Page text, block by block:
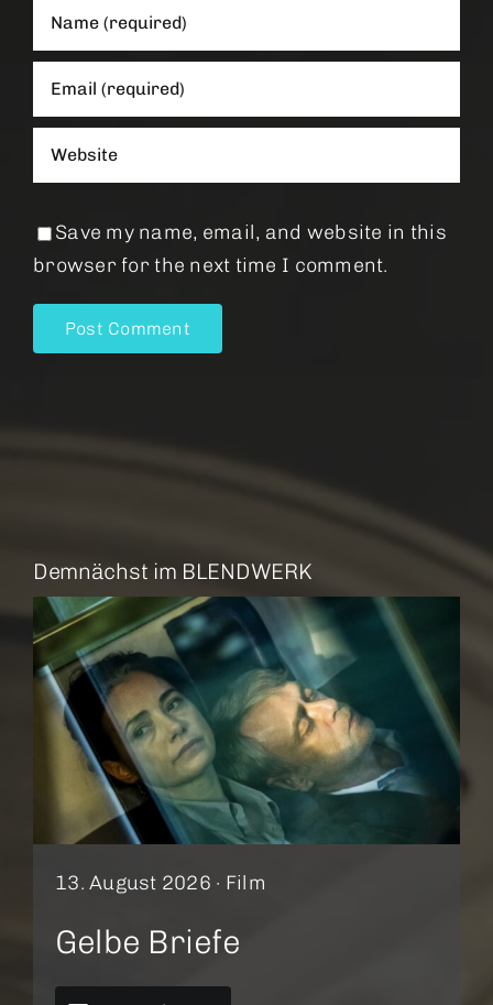
Save my name, email, and website in this
browser for the next time I comment.
Demnächst im BLENDWERK
13. August 2026 · Film
Gelbe Briefe